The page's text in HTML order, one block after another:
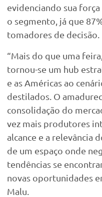
evidenciando sua
o segmento, já que
tomadores de decisão.
“Mais do que uma
tornou-se um hub
e as Américas ao
destilados. O
consolidação do
vez mais produtores
alcance e a relevância
de um espaço onde
tendências se
novas oportunidades
Malu.